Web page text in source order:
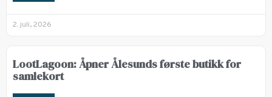
2. juli, 2026
LootLagoon: Åpner Ålesunds første butikk for
samlekort